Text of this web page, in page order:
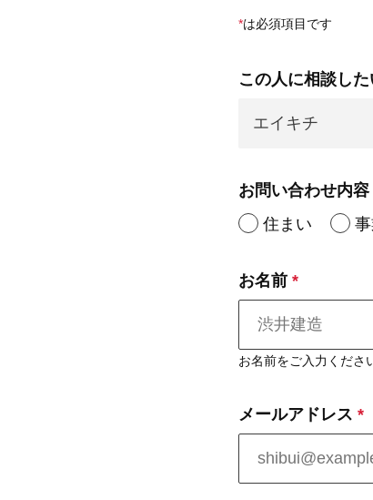
*は必須項目です
この人に相談した
お問い合わせ内容
住まい
お名前 *
お名前をご入力くださ
メールアドレス *